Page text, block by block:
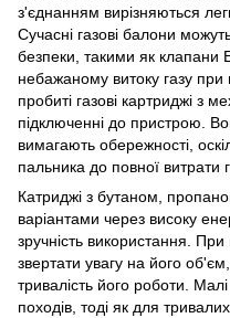
з'єднанням вирізняються
Сучасні газові балони
безпеки, такими як клапани
небажаному витоку газу при
пробиті газові картриджі з
підключенні до пристрою.
вимагають обережності,
пальника до повної витрати
Катриджі з бутаном,
варіантами через високу
зручність використання. При
звертати увагу на його
тривалість його роботи.
походів, тоді як для